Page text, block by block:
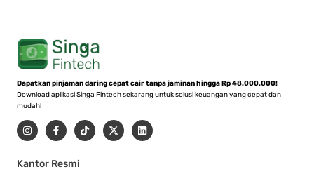
Dapatkan pinjaman daring cepat cair tanpa jaminan hingga Rp 48.000.000!
Download aplikasi Singa Fintech sekarang untuk solusi keuangan yang cepat dan
mudah!
I
n
s
a
F
a
c
b
T
i
k
X
-
t
L
i
n
Kantor Resmi